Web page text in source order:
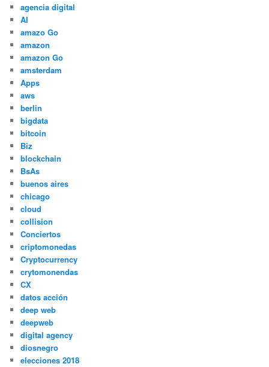
agencia digital
AI
amazo Go
amazon
amazon Go
amsterdam
Apps
aws
berlin
bigdata
bitcoin
Biz
blockchain
BsAs
buenos aires
chicago
cloud
collision
Conciertos
criptomonedas
Cryptocurrency
crytomonendas
CX
datos acción
deep web
deepweb
digital agency
diosnegro
elecciones 2018